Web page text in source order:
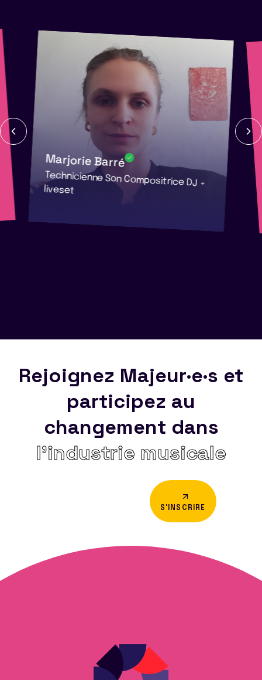
Marjorie Barré
Technicienne Son Compositrice DJ +
liveset
Rejoignez Majeur·e·s et
participez au
changement dans
l’industrie musicale
S'INSCRIRE